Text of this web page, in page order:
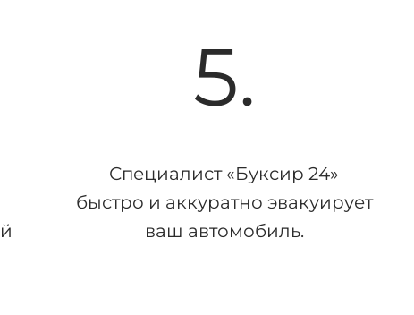
5.
Специалист «Буксир 24»
быстро и аккуратно эвакуирует
ваш автомобиль.